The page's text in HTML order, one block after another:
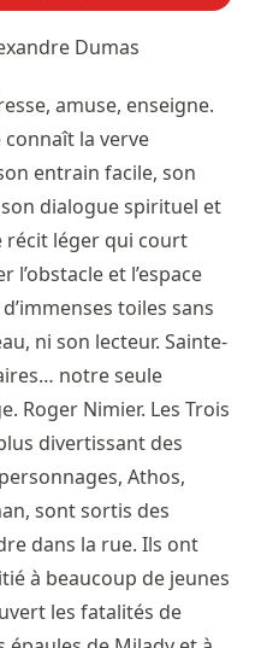
Dumas
amuse, enseigne.
la verve
entrain facile, son
dialogue spirituel et
récit léger qui court
l’obstacle et l’espace
toiles sans
ni son lecteur. Sainte-
notre seule
Roger Nimier. Les Trois
divertissant des
Athos,
sont sortis des
dans la rue. Ils ont
à beaucoup de jeunes
les fatalités de